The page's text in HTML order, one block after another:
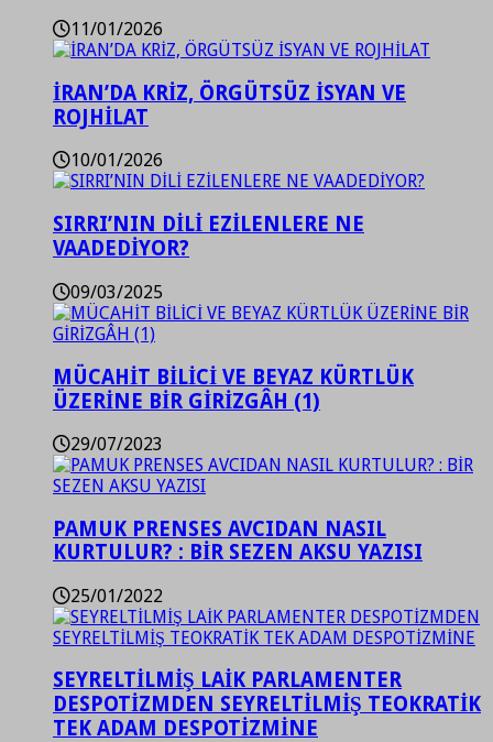
11/01/2026
İRAN’DA KRİZ, ÖRGÜTSÜZ İSYAN VE
ROJHİLAT
10/01/2026
SIRRI’NIN DİLİ EZİLENLERE NE
VAADEDİYOR?
09/03/2025
MÜCAHİT BİLİCİ VE BEYAZ KÜRTLÜK
ÜZERİNE BİR GİRİZGÂH (1)
29/07/2023
PAMUK PRENSES AVCIDAN NASIL
KURTULUR? : BİR SEZEN AKSU YAZISI
25/01/2022
SEYRELTİLMİŞ LAİK PARLAMENTER
DESPOTİZMDEN SEYRELTİLMİŞ TEOKRATİK
TEK ADAM DESPOTİZMİNE